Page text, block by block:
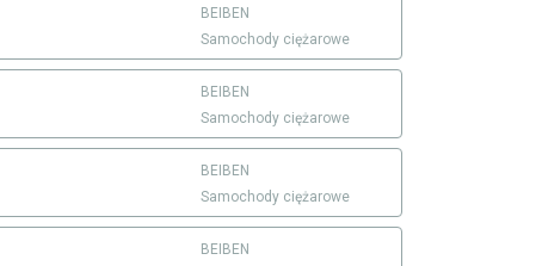
BEIBEN
Samochody ciężarowe
BEIBEN
Samochody ciężarowe
BEIBEN
Samochody ciężarowe
BEIBEN